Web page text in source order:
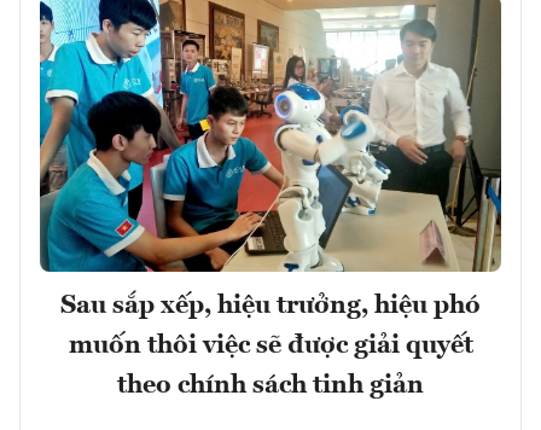
Sau sắp xếp, hiệu trưởng, hiệu phó
muốn thôi việc sẽ được giải quyết
theo chính sách tinh giản